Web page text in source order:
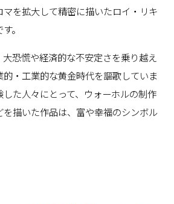
を拡大して精密に描いたロイ・リキ
。
恐慌や経済的な不安定さを乗り越え
・工業的な黄金時代を謳歌していま
した人々にとって、ウォーホルの制作
を描いた作品は、富や幸福のシンボル